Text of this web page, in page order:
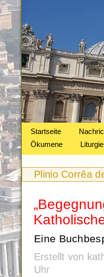
Startseite
Ökumene
Liturgie
Plinio Corrêa
Eine
Erstellt von
Uhr